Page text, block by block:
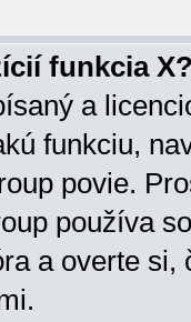
funkcia
a
funkciu,
povie.
používa
a overte